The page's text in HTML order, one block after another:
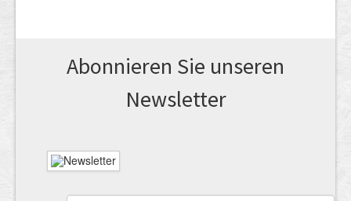
Abonnieren Sie unseren
News­letter